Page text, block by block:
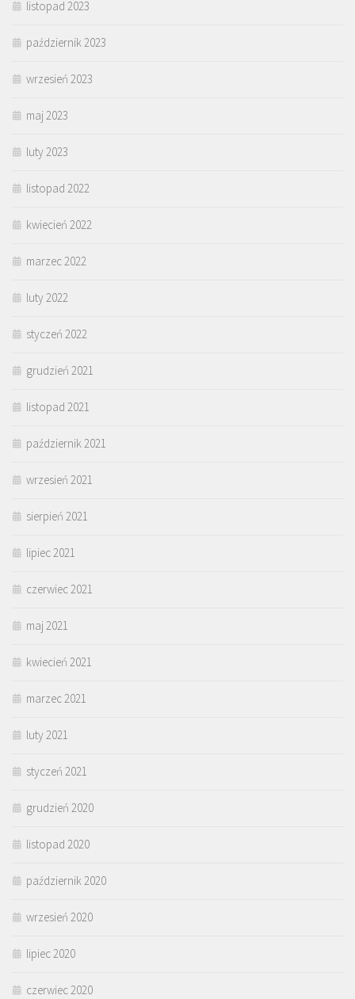
listopad 2023
październik 2023
wrzesień 2023
maj 2023
luty 2023
listopad 2022
kwiecień 2022
marzec 2022
luty 2022
styczeń 2022
grudzień 2021
listopad 2021
październik 2021
wrzesień 2021
sierpień 2021
lipiec 2021
czerwiec 2021
maj 2021
kwiecień 2021
marzec 2021
luty 2021
styczeń 2021
grudzień 2020
listopad 2020
październik 2020
wrzesień 2020
lipiec 2020
czerwiec 2020